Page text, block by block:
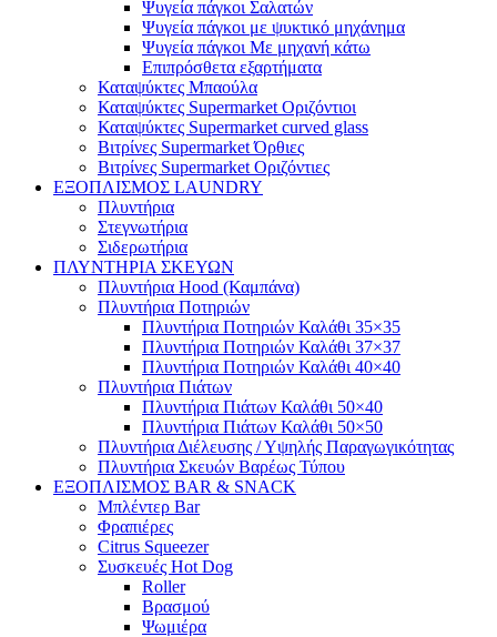
Ψυγεία πάγκοι Σαλατών
Ψυγεία πάγκοι με ψυκτικό μηχάνημα
Ψυγεία πάγκοι Με μηχανή κάτω
Επιπρόσθετα εξαρτήματα
Καταψύκτες Μπαούλα
Καταψύκτες Supermarket Οριζόντιοι
Καταψύκτες Supermarket curved glass
Βιτρίνες Supermarket Όρθιες
Βιτρίνες Supermarket Οριζόντιες
ΕΞΟΠΛΙΣΜΟΣ LAUNDRY
Πλυντήρια
Στεγνωτήρια
Σιδερωτήρια
ΠΛΥΝΤΗΡΙΑ ΣΚΕΥΩΝ
Πλυντήρια Hood (Καμπάνα)
Πλυντήρια Ποτηριών
Πλυντήρια Ποτηριών Καλάθι 35×35
Πλυντήρια Ποτηριών Καλάθι 37×37
Πλυντήρια Ποτηριών Καλάθι 40×40
Πλυντήρια Πιάτων
Πλυντήρια Πιάτων Καλάθι 50×40
Πλυντήρια Πιάτων Καλάθι 50×50
Πλυντήρια Διέλευσης / Υψηλής Παραγωγικότητας
Πλυντήρια Σκευών Βαρέως Τύπου
ΕΞΟΠΛΙΣΜΟΣ BAR & SNACK
Μπλέντερ Bar
Φραπιέρες
Citrus Squeezer
Συσκευές Hot Dog
Roller
Βρασμού
Ψωμιέρα